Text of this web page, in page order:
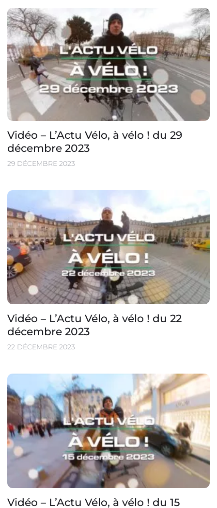
Vidéo – L’Actu Vélo, à vélo ! du 29
décembre 2023
29 DÉCEMBRE 2023
Vidéo – L’Actu Vélo, à vélo ! du 22
décembre 2023
22 DÉCEMBRE 2023
Vidéo – L’Actu Vélo, à vélo ! du 15